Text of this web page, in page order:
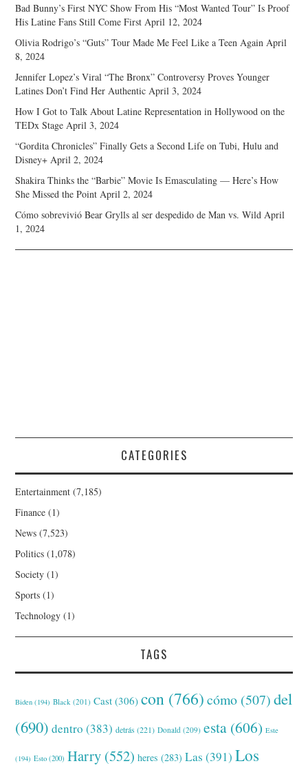
Bad Bunny’s First NYC Show From His “Most Wanted Tour” Is Proof
His Latine Fans Still Come First April 12, 2024
Olivia Rodrigo’s “Guts” Tour Made Me Feel Like a Teen Again April
8, 2024
Jennifer Lopez’s Viral “The Bronx” Controversy Proves Younger
Latines Don’t Find Her Authentic April 3, 2024
How I Got to Talk About Latine Representation in Hollywood on the
TEDx Stage April 3, 2024
“Gordita Chronicles” Finally Gets a Second Life on Tubi, Hulu and
Disney+ April 2, 2024
Shakira Thinks the “Barbie” Movie Is Emasculating — Here’s How
She Missed the Point April 2, 2024
Cómo sobrevivió Bear Grylls al ser despedido de Man vs. Wild April
1, 2024
CATEGORIES
Entertainment (7,185)
Finance (1)
News (7,523)
Politics (1,078)
Society (1)
Sports (1)
Technology (1)
TAGS
Biden (194) Black (201) Cast (306) con (766) cómo (507) del
(690) dentro (383) detrás (221) Donald (209) esta (606) Este
(194) Esto (200) Harry (552) heres (283) Las (391) Los